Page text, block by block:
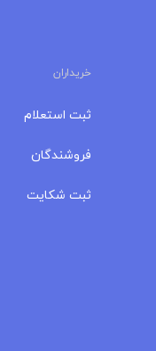
خریداران
ثبت استعلام
فروشندگان
ثبت شکایت